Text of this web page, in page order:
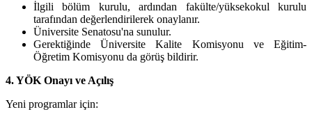
İlgili bölüm kurulu, ardından fakülte/yüksekokul kurulu
tarafından değerlendirilerek onaylanır.
Üniversite Senatosu'na sunulur.
Gerektiğinde Üniversite Kalite Komisyonu ve Eğitim-
Öğretim Komisyonu da görüş bildirir.
4. YÖK Onayı ve Açılış
Yeni programlar için: